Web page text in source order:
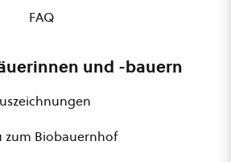
FAQ
und -bauern
zum Biobauernhof